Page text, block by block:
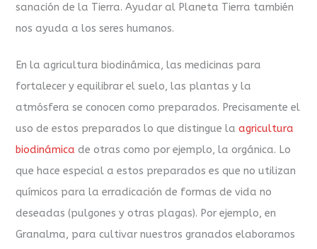
sanación de la Tierra. Ayudar al Planeta Tierra también
nos ayuda a los seres humanos.
En la agricultura biodinámica, las medicinas para
fortalecer y equilibrar el suelo, las plantas y la
atmósfera se conocen como preparados. Precisamente el
uso de estos preparados lo que distingue laagricultura
biodinámica de otras como por ejemplo, la orgánica. Lo
que hace especial a estos preparados es que no utilizan
químicos para la erradicación de formas de vida no
deseadas (pulgones y otras plagas). Por ejemplo, en
Granalma, para cultivar nuestros granados elaboramos